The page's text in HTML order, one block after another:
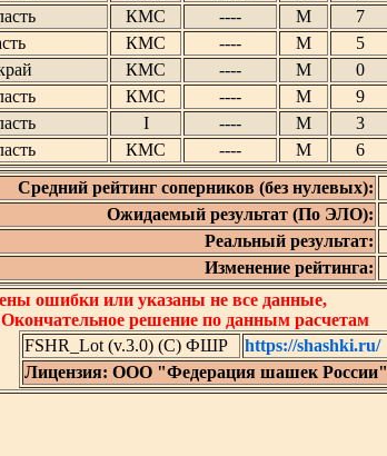
КМС ---- М
7
КМС ---- М
5
КМС ---- М
0
КМС ---- М
9
I ---- М
3
КМС ---- М
6
Средний рейтинг соперников (без нулевых):
Ожидаемый результат (По ЭЛО):
Реальный результат:
Изменение рейтинга:
ошибки или указаны не все данные,
решение по данным расчетам
FSHR_Lot (v.3.0) (C) ФШР
https://shashki.ru/
Лицензия: ООО "Федерация шашек России"